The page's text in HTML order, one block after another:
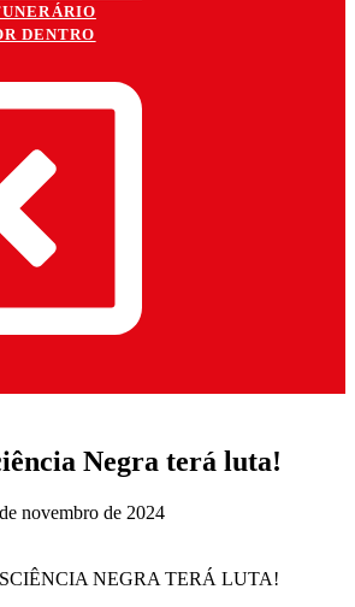
DENTRO
Negra terá luta!
novembro de 2024
NEGRA TERÁ LUTA!